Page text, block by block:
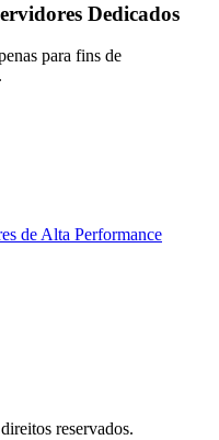
Dedicados
para fins de
de Alta Performance
reservados.